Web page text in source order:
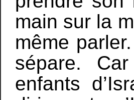
main sur la
même
sépare.
enfants